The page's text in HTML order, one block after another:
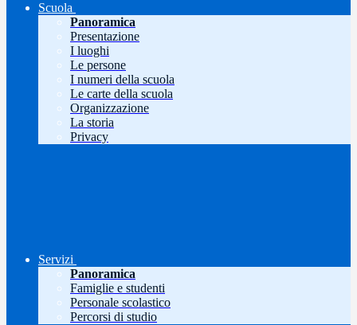
Scuola
Panoramica
Presentazione
I luoghi
Le persone
I numeri della scuola
Le carte della scuola
Organizzazione
La storia
Privacy
Servizi
Panoramica
Famiglie e studenti
Personale scolastico
Percorsi di studio